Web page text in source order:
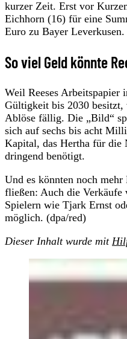
kurzer Zeit. Erst vor
Eichhorn (16) für eine
Euro zu Bayer Leverkusen.
So viel Geld könnte
Weil Reeses Arbeitspapier
Gültigkeit bis 2030
Ablöse fällig. Die „Bild“
sich auf sechs bis acht
Kapital, das Hertha für die
dringend benötigt.
Und es könnten noch
fließen: Auch die Verkäufe
Spielern wie Tjark Ernst
möglich. (dpa/red)
Dieser Inhalt wurde mit